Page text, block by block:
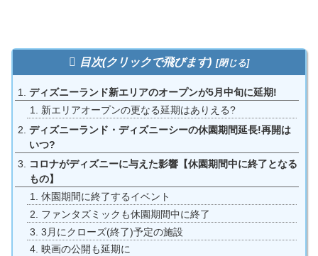
目次(クリックで飛びます)
ディズニーランド新エリアのオープンが5月中旬に延期!
新エリアオープンの更なる延期はありえる?
ディズニーランド・ディズニーシーの休園期間延長!再開は
いつ?
コロナがディズニーに与えた影響【休園期間中に終了となる
もの】
休園期間に終了するイベント
ファンタズミックも休園期間中に終了
3月にクローズ(終了)予定の施設
映画の公開も延期に